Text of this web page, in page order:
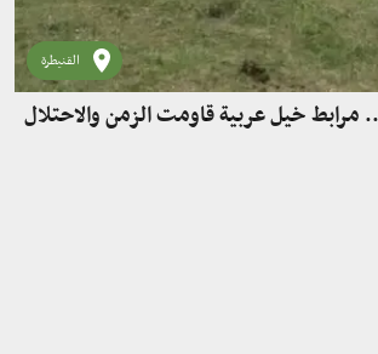
القنيطرة
مرابط خيل عربية قاومت الزمن والاحتلال